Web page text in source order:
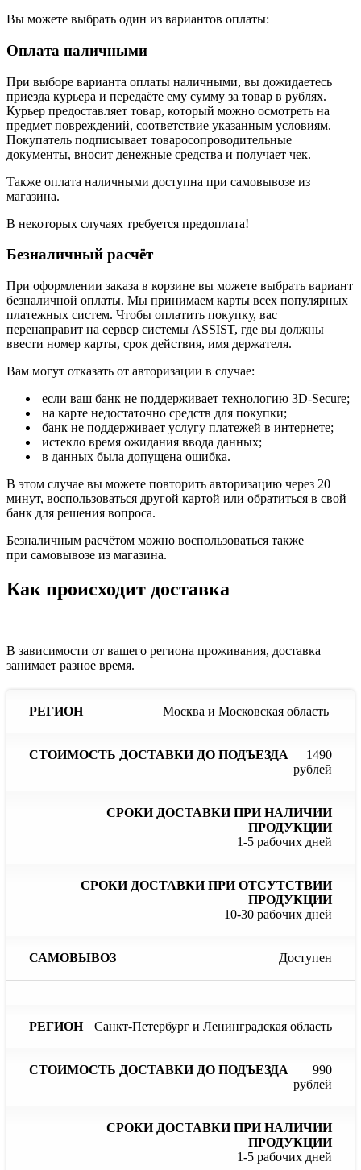
Вы можете выбрать один из вариантов оплаты:
Оплата наличными
При выборе варианта оплаты наличными, вы дожидаетесь
приезда курьера и передаёте ему сумму за товар в рублях.
Курьер предоставляет товар, который можно осмотреть на
предмет повреждений, соответствие указанным условиям.
Покупатель подписывает товаросопроводительные
документы, вносит денежные средства и получает чек.
Также оплата наличными доступна при самовывозе из
магазина.
В некоторых случаях требуется предоплата!
Безналичный расчёт
При оформлении заказа в корзине вы можете выбрать вариант
безналичной оплаты. Мы принимаем карты всех популярных
платежных систем. Чтобы оплатить покупку, вас
перенаправит на сервер системы ASSIST, где вы должны
ввести номер карты, срок действия, имя держателя.
Вам могут отказать от авторизации в случае:
если ваш банк не поддерживает технологию 3D-Secure;
на карте недостаточно средств для покупки;
банк не поддерживает услугу платежей в интернете;
истекло время ожидания ввода данных;
в данных была допущена ошибка.
В этом случае вы можете повторить авторизацию через 20
минут, воспользоваться другой картой или обратиться в свой
банк для решения вопроса.
Безналичным расчётом можно воспользоваться также
при самовывозе из магазина.
Как происходит доставка
В зависимости от вашего региона проживания, доставка
занимает разное время.
Стоимость
подъезда
Сроки
наличии
продукции
Москва и Московская область
1490
рублей
1-5 рабочих дней
10-30 рабочих дней
Доступен
Санкт-Петербург и Ленинградская область
990
рублей
1-5 рабочих дней